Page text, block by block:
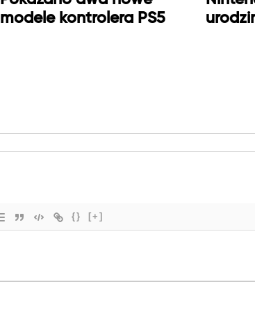
modele kontrolera PS5
{} [+]